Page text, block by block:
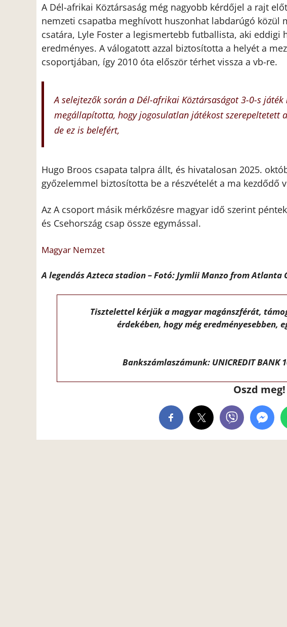
A Dél-afrikai Köztársaság még nagyobb kérdőjel a rajt
nemzeti csapatba meghívott huszonhat labdarúgó közül
csatára, Lyle Foster a legismertebb futballista, aki
eredményes. A válogatott azzal biztosította a helyét a
csoportjában, így 2010 óta először térhet vissza a vb-re.
A selejtezők során a Dél-afrikai Köztársaságot 3-0-s
megállapította, hogy jogosulatlan játékost szerepeltetett
de ez is belefért,
Hugo Broos csapata talpra állt, és hivatalosan 2025.
győzelemmel biztosította be a részvételét a ma kezdődő
Az A csoport másik mérkőzésre magyar idő szerint
és Csehország csap össze egymással.
Magyar Nemzet
A legendás Azteca stadion – Fotó: Jymlii Manzo from Atlanta
Tisztelettel kérjük a magyar magánszférát,
érdekében, hogy még eredményesebben,
Bankszámlaszámunk: UNICREDIT BANK
Oszd meg!